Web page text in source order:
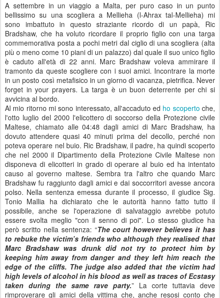
A settembre in un viaggio a Malta, per puro caso in un punto
bellissimo su una scogliera a Mellieha (l-Ahrax tal-Mellieha) mi
sono imbattuto in questo straziante ricordo di un papà, Ric
Bradshaw, che ha voluto ricordare il proprio figlio con una targa
commemorativa posta a pochi metri dal ciglio di una scogliera (alta
più o meno come 10 piani di un palazzo) dal quale il suo unico figlio
è caduto all'età di 22 anni. Marc Bradshaw voleva ammirare il
tramonto da queste scogliere con i suoi amici. Incontrare la morte
in un posto così metafisico in un giorno di vacanza, pietrifica. Never
forget in your prayers. La targa è un buon deterrente per chi si
avvicina al bordo.
Al mio ritorno mi sono interessato, all'accaduto ed ho scoperto che,
l'otto luglio del 2000 l'elicottero di soccorso della Protezione civile
Maltese, chiamato alle 04:48 dagli amici di Marc Bradshaw, ha
dovuto attendere quasi 40 minuti prima del decollo, perché non
poteva operare nel buio. Ric Bradshaw, il padre, ha quindi scoperto
che nel 2000il Dipartimento della Protezione Civile Maltese non
disponeva di elicotteri in grado di operare al buio ed ha intentato
causo al governo maltese. Sembra tra l'altro che quando Marc
Bradshaw fu raggiunto dagli amici e dai soccorritori avesse ancora
polso. Nella sentenza emessa durante il processo, il giudiceSig.
Tonio Mallia ha dichiarato che le autorità hannofatto tutto il
possibile, anche se l'operazione di salvataggio avrebbe potuto
essere svolta meglio "con il senno di poi". Lo stesso giudice ha
però scritto nella sentenza: “The court however believes it has
to rebuke the victim’s friends who although they realised that
Marc Bradshaw was drunk did not try to protect him by
keeping him away from danger and they left him reach the
edge of the cliffs. The judge also added that the victim had
high levels of alcohol in his blood as well as traces of Ecstasy
taken during the same rave party.” La corte tuttavia deve
rimproverare gli amici della vittima che, anche resosi conto che